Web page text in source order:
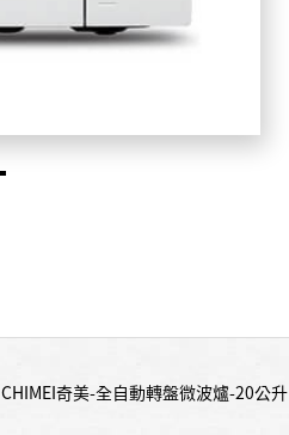
CHIMEI奇美-全自動轉盤微波爐-20公升